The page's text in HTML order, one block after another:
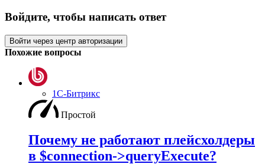
Войдите, чтобы написать ответ
Войти через центр авторизации
Похожие вопросы
1С-Битрикс
Простой
Почему не работают плейсхолдеры
в $connection->queryExecute?